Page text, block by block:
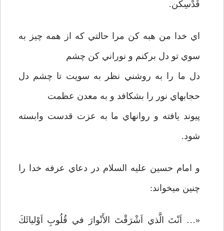
قُدْسِكَن.
اي خدا من هبه كن مرا حالتي كه از همه چيز به
سوي تو دل بركنم و نوراني كن چشم
دل ما را به روشني نظر به سويت تا چشم دل
حجابهاي نور را بشكافد و به معدن عظمت
پيوند يافته و روانهاي ما به عزت قدست وابسته
شود.
و امام حسين عليه السلام در دعاي عرفه خدا را
چنين مي­خواند:
«… اَنْتَ الَّذي اَشْرَقْتَ الأَنْوارَ في قُلُوبِ اَوْليائَكَ